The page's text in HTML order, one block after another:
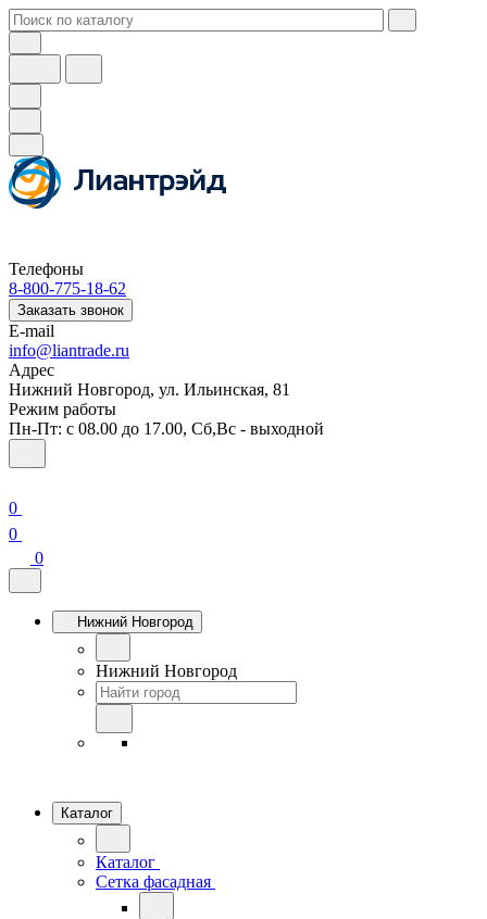
Телефоны
8-800-775-18-62
Заказать звонок
E-mail
info@liantrade.ru
Адрес
Нижний Новгород, ул. Ильинская, 81
Режим работы
Пн-Пт: c 08.00 до 17.00, Cб,Вс - выходной
0
0
0
Нижний Новгород
Нижний Новгород
Каталог
Каталог
Сетка фасадная